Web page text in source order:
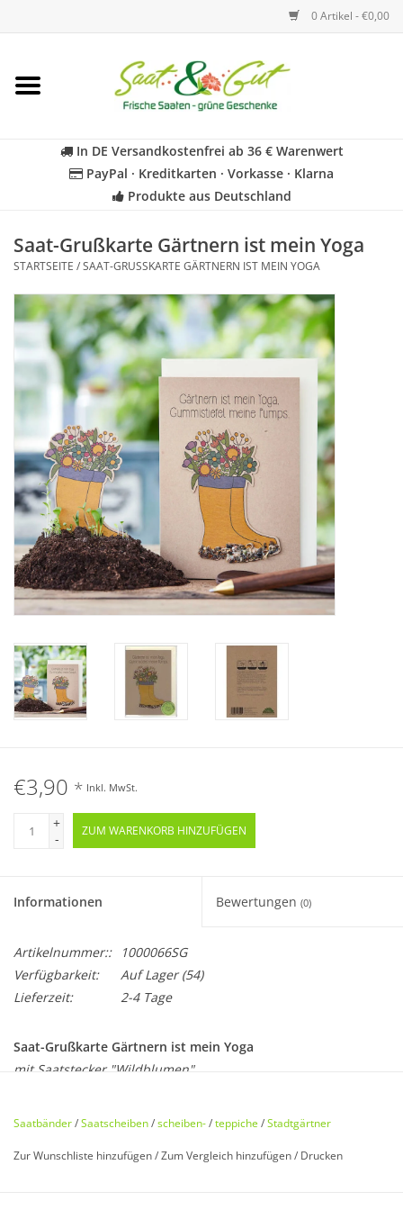
0 Artikel - €0,00
Startseite
Kräuter
Für Kinder
Geschenkideen
Katalog
In DE Versandkostenfrei ab 36 € Warenwert
PayPal · Kreditkarten · Vorkasse · Klarna
Produkte aus Deutschland
Saat-Grußkarte Gärtnern ist mein Yoga
STARTSEITE /SAAT-GRUSSKARTE GÄRTNERN IST MEIN YOGA
€3,90 * Inkl. MwSt.
+
-
ZUM WARENKORB HINZUFÜGEN
Informationen Bewertungen (0)
Artikelnummer::
1000066SG
Verfügbarkeit:
Auf Lager(54)
Lieferzeit:
2-4 Tage
Saat-Grußkarte Gärtnern ist mein Yoga
mit Saatstecker "Wildblumen"
Saatpapier, die man anschließend abtrennen und
Saatbänder/Saatscheiben/scheiben-/teppiche /Stadtgärtner
Zur Wunschliste hinzufügen/Zum Vergleich hinzufügen/ Drucken